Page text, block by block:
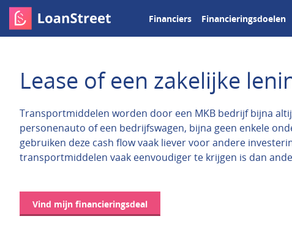
Financiers Financieringsdoelen
Lease of een zakelijke
Transportmiddelen worden door een MKB bedrijf bijna
personenauto of een bedrijfswagen, bijna geen enkele
gebruiken deze cash flow vaak liever voor andere
transportmiddelen vaak eenvoudiger te krijgen is dan
Vind mijn financieringsdeal